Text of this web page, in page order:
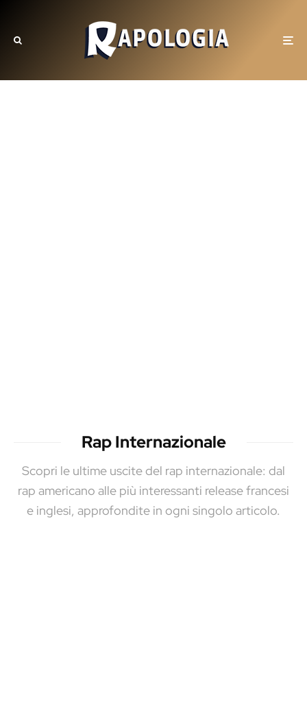
Rap Internazionale
Scopri le ultime uscite del rap internazionale: dal
rap americano alle più interessanti release francesi
e inglesi, approfondite in ogni singolo articolo.